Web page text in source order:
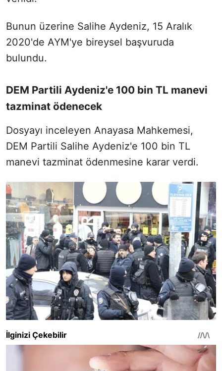
Bunun üzerine Salihe Aydeniz, 15 Aralık
2020'de AYM'ye bireysel başvuruda
bulundu.
DEM Partili Aydeniz'e 100 bin TL manevi
tazminat ödenecek
Dosyayı inceleyen Anayasa Mahkemesi,
DEM Partili Salihe Aydeniz'e 100 bin TL
manevi tazminat ödenmesine karar verdi.